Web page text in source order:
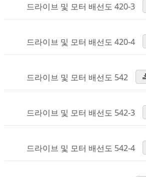
드라이브 및 모터 배선도 420-3
드라이브 및 모터 배선도 420-4
드라이브 및 모터 배선도 542
드라이브 및 모터 배선도 542-3
드라이브 및 모터 배선도 542-4